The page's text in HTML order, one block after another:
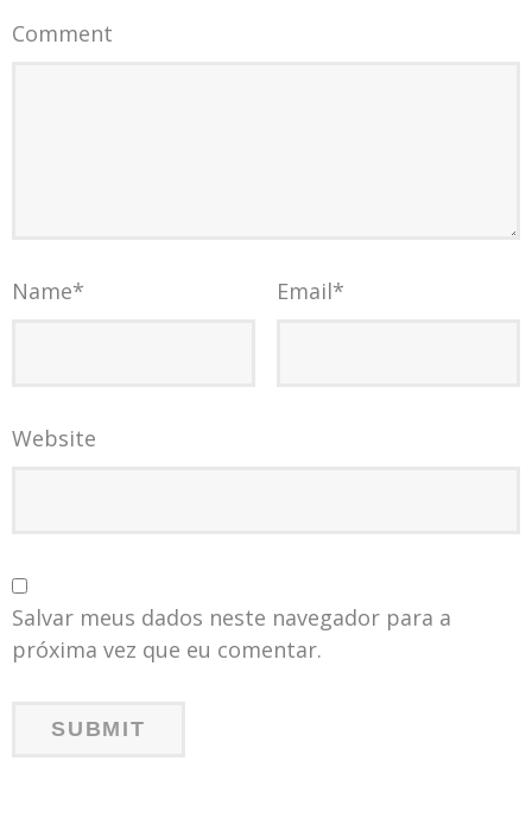
Comment
Name* Email*
Website
Salvar meus dados neste navegador para a
próxima vez que eu comentar.